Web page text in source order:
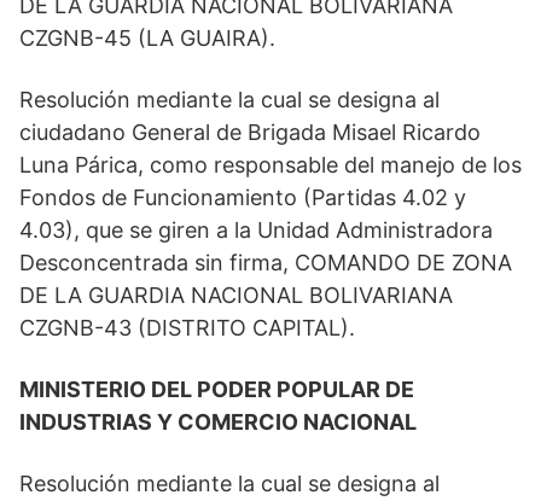
CZGNB-45 (LA GUAIRA).
Resolución mediante la cual se designa al
ciudadano General de Brigada Misael Ricardo
Luna Párica, como responsable del manejo de los
Fondos de Funcionamiento (Partidas 4.02 y
4.03), que se giren a la Unidad Administradora
Desconcentrada sin firma, COMANDO DE ZONA
DE LA GUARDIA NACIONAL BOLIVARIANA
CZGNB-43 (DISTRITO CAPITAL).
MINISTERIO DEL PODER POPULAR DE
INDUSTRIAS Y COMERCIO NACIONAL
Resolución mediante la cual se designa al